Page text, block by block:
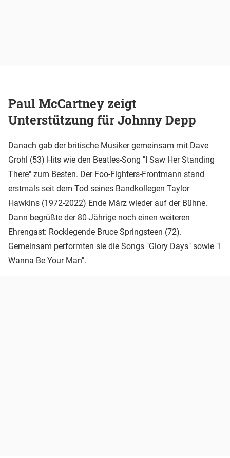
Paul McCartney zeigt
Unterstützung für Johnny Depp
Danach gab der britische Musiker gemeinsam mit Dave
Grohl (53) Hits wie den Beatles-Song "I Saw Her Standing
There" zum Besten. Der Foo-Fighters-Frontmann stand
erstmals seit dem Tod seines Bandkollegen Taylor
Hawkins (1972-2022) Ende März wieder auf der Bühne.
Dann begrüßte der 80-Jährige noch einen weiteren
Ehrengast: Rocklegende Bruce Springsteen (72).
Gemeinsam performten sie die Songs "Glory Days" sowie "I
Wanna Be Your Man".